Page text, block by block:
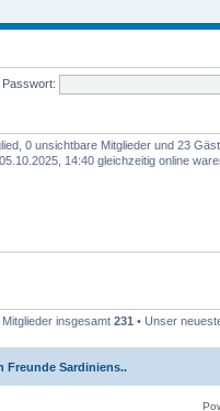
Passwort:
0 unsichtbare Mitglieder und 23
14:40 gleichzeitig online
Mitglieder insgesamt 231 • Unser
Freunde Sardiniens..